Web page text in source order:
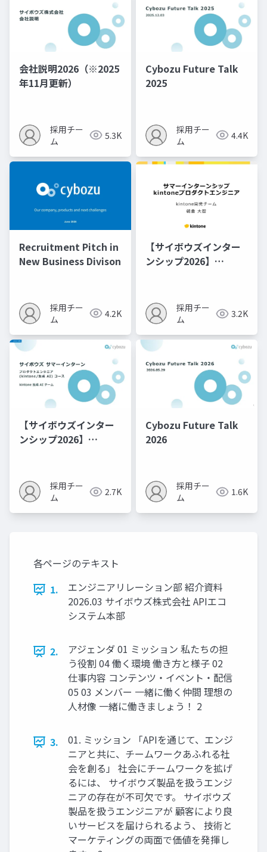
会社説明2026（※2025
年11月更新）
採用チー
ム
5.3K
Cybozu Future Talk
2025
採用チー
ム
4.4K
Recruitment Pitch in
New Business Divison
採用チー
ム
4.2K
【サイボウズインター
ンシップ2026】
ン・オフライン）コー
ス 紹介資料
採用チー
ム
3.2K
【サイボウズインター
ンシップ2026】
ース 紹介資料
採用チー
ム
2.7K
Cybozu Future Talk
2026
採用チー
ム
1.6K
各ページのテキスト
1.
エンジニアリレーション部 紹介資料
2026.03 サイボウズ株式会社 APIエコ
システム本部
2.
アジェンダ 01 ミッション 私たちの担
う役割 04 働く環境 働き方と様子 02
仕事内容 コンテンツ・イベント・配信
05 03 メンバー 一緒に働く仲間 理想の
人材像 一緒に働きましょう！ 2
3.
01. ミッション 「APIを通じて、エンジ
ニアと共に、チームワークあふれる社
会を創る」 社会にチームワークを拡げ
るには、 サイボウズ製品を扱うエンジ
ニアの存在が不可欠です。 サイボウズ
製品を扱うエンジニアが 顧客により良
いサービスを届けられるよう、 技術と
マーケティングの両面で価値を発揮し